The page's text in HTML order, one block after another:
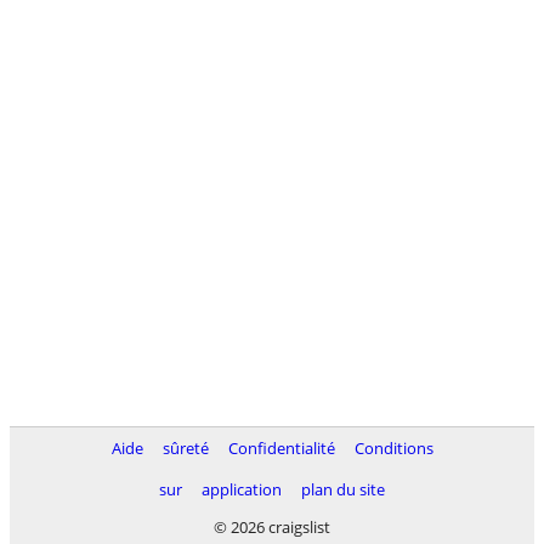
Aide sûreté Confidentialité
Conditions
sur
application
plan du site
© 2026 craigslist